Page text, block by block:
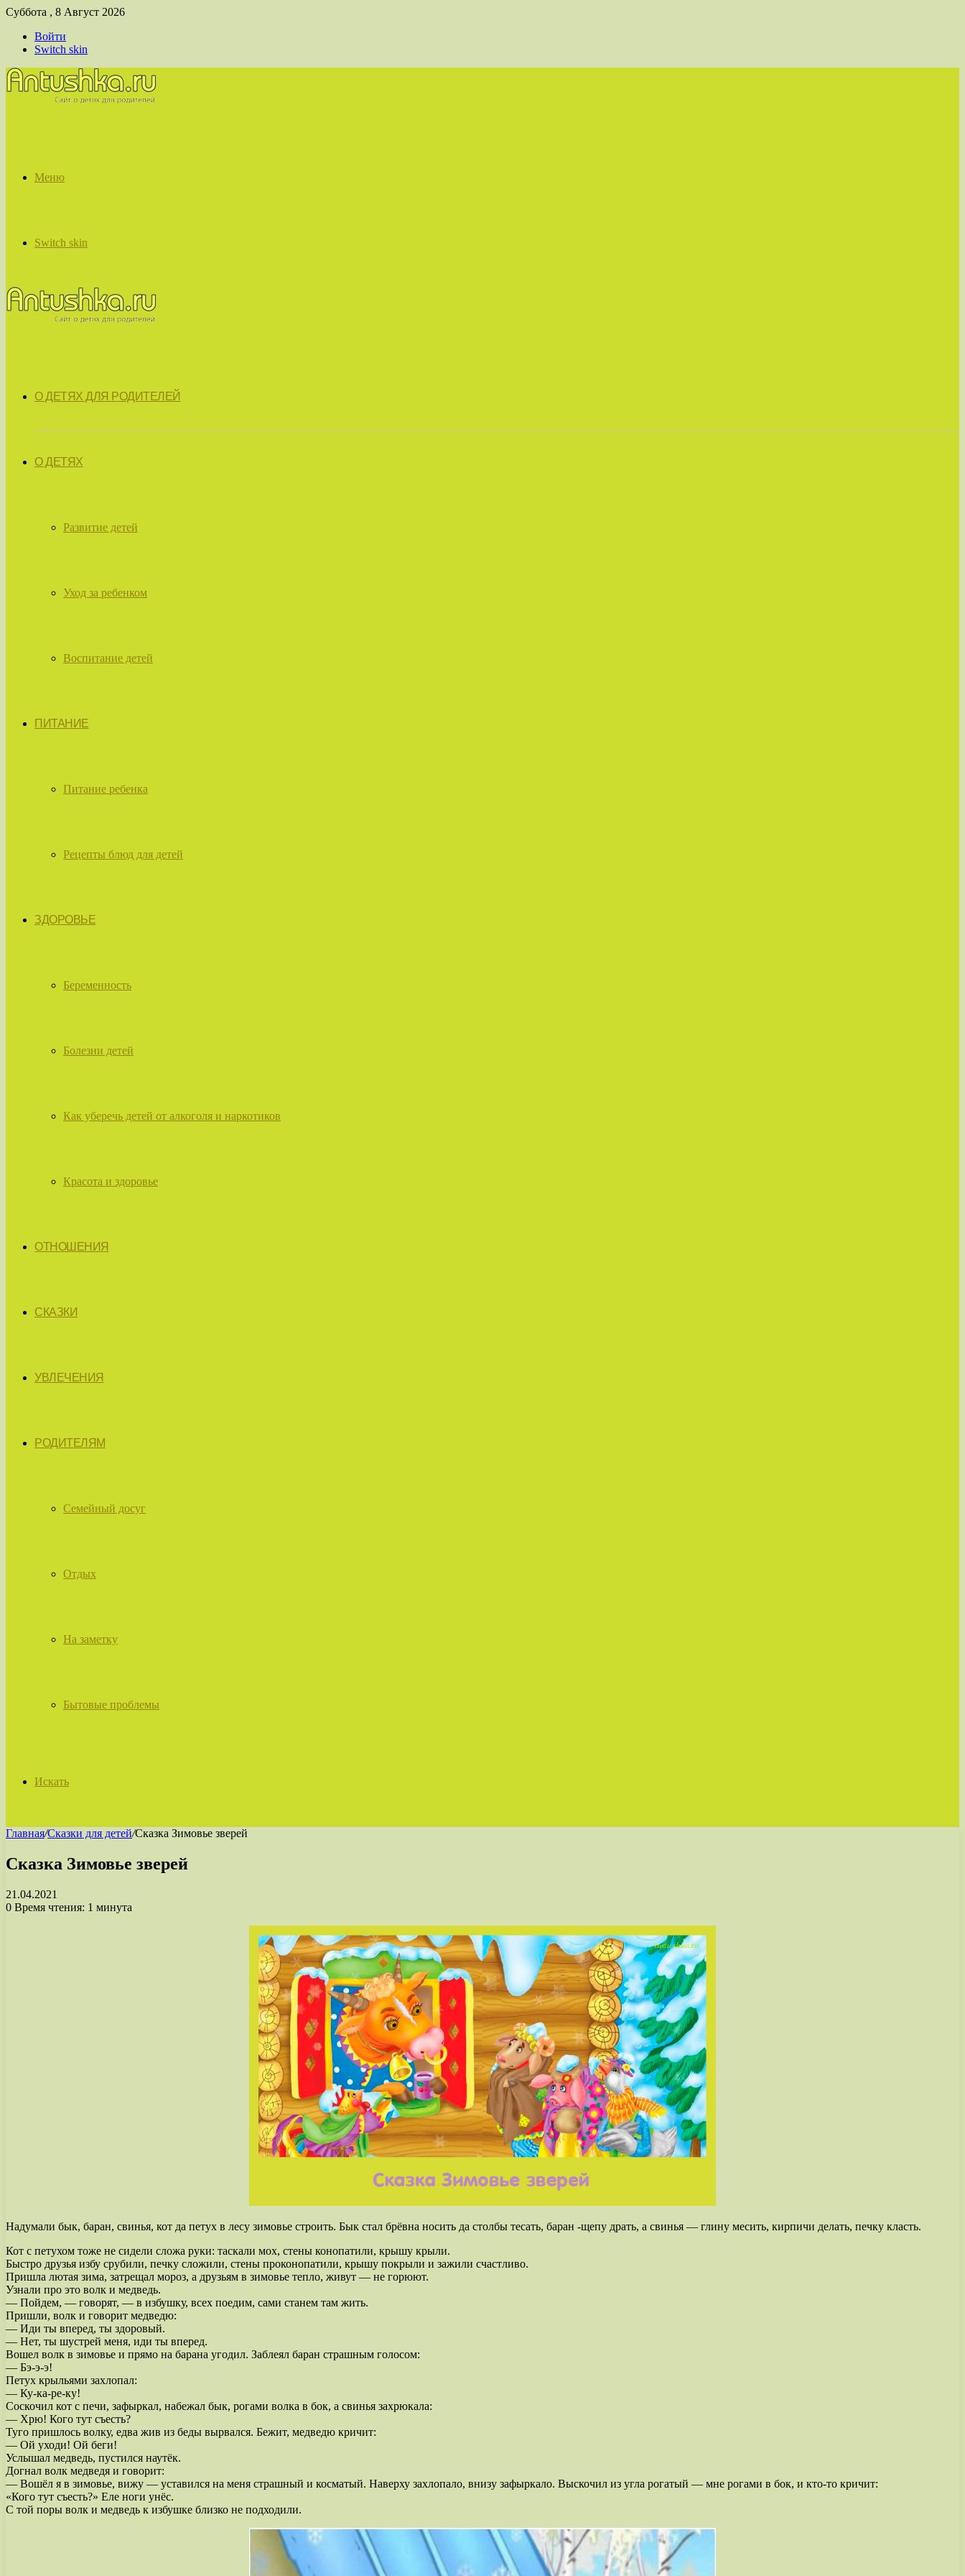
Суббота , 8 Август 2026
Войти
Switch skin
Меню
Switch skin
О ДЕТЯХ ДЛЯ РОДИТЕЛЕЙ
О ДЕТЯХ
Развитие детей
Уход за ребенком
Воспитание детей
ПИТАНИЕ
Питание ребенка
Рецепты блюд для детей
ЗДОРОВЬЕ
Беременность
Болезни детей
Как уберечь детей от алкоголя и наркотиков
Красота и здоровье
ОТНОШЕНИЯ
СКАЗКИ
УВЛЕЧЕНИЯ
РОДИТЕЛЯМ
Семейный досуг
Отдых
На заметку
Бытовые проблемы
Искать
Главная/Сказки для детей/Сказка Зимовье зверей
Сказка Зимовье зверей
21.04.2021
0 Время чтения: 1 минута
Надумали бык, баран, свинья, кот да петух в лесу зимовье строить. Бык стал брёвна носить да столбы тесать, баран -щепу драть, а свинья — глину месить, кирпичи делать, печку класть.
Кот с петухом тоже не сидели сложа руки: таскали мох, стены конопатили, крышу крыли.
Быстро друзья избу срубили, печку сложили, стены проконопатили, крышу покрыли и зажили счастливо.
Пришла лютая зима, затрещал мороз, а друзьям в зимовье тепло, живут — не горюют.
Узнали про это волк и медведь.
— Пойдем, — говорят, — в избушку, всех поедим, сами станем там жить.
Пришли, волк и говорит медведю:
— Иди ты вперед, ты здоровый.
— Нет, ты шустрей меня, иди ты вперед.
Вошел волк в зимовье и прямо на барана угодил. Заблеял баран страшным голосом:
— Бэ-э-э!
Петух крыльями захлопал:
— Ку-ка-ре-ку!
Соскочил кот с печи, зафыркал, набежал бык, рогами волка в бок, а свинья захрюкала:
— Хрю! Кого тут съесть?
Туго пришлось волку, едва жив из беды вырвался. Бежит, медведю кричит:
— Ой уходи! Ой беги!
Услышал медведь, пустился наутёк.
Догнал волк медведя и говорит:
— Вошёл я в зимовье, вижу — уставился на меня страшный и косматый. Наверху захлопало, внизу зафыркало. Выскочил из угла рогатый — мне рогами в бок, и кто-то кричит:
«Кого тут съесть?» Еле ноги унёс.
С той поры волк и медведь к избушке близко не подходили.